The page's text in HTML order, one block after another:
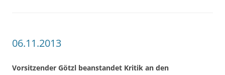
06.11.2013
Vorsitzender Götzl beanstandet Kritik an den